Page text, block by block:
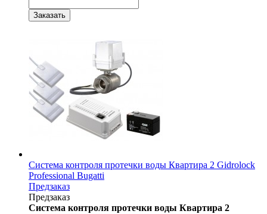
Система контроля протечки воды Квартира 2 Gidrolock
Professional Bugatti
Предзаказ
Предзаказ
Система контроля протечки воды Квартира 2